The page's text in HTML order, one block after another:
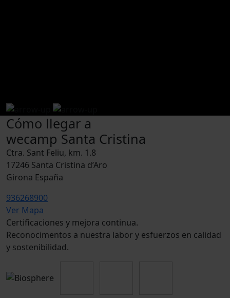
Cómo llegar a
wecamp Santa Cristina
Ctra. Sant Feliu, km. 1.8
17246 Santa Cristina d’Aro
Girona España
936268900
Ver Mapa
Certificaciones y mejora continua.
Reconocimentos a nuestra labor y esfuerzos en calidad
y sostenibilidad.